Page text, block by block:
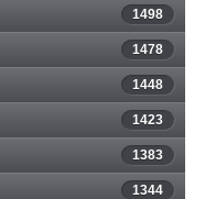
1498
1478
1448
1423
1383
1344